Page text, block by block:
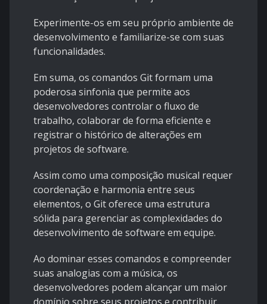
Experimente-os em seu próprio ambiente de
desenvolvimento e familiarize-se com suas
funcionalidades.
Em suma, os comandos Git formam uma
poderosa sinfonia que permite aos
desenvolvedores controlar o fluxo de
trabalho, colaborar de forma eficiente e
registrar o histórico de alterações em
projetos de software.
Assim como uma composição musical requer
coordenação e harmonia entre seus
elementos, o Git oferece uma estrutura
sólida para gerenciar as complexidades do
desenvolvimento de software em equipe.
Ao dominar esses comandos e compreender
suas analogias com a música, os
desenvolvedores podem alcançar um maior